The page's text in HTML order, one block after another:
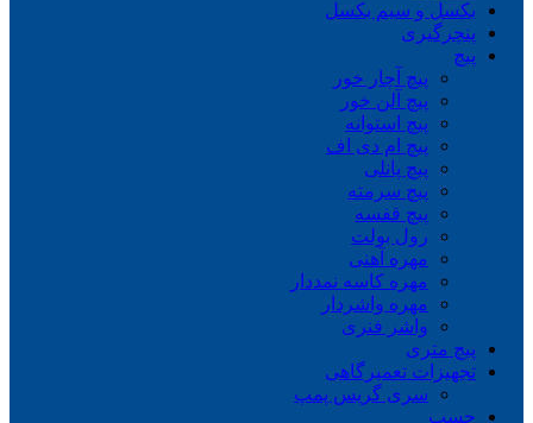
بکسل و سیم بکسل
پنچرگیری
پیچ
پیچ آچار خور
پیچ آلن خور
پیچ استوانه
پیچ ام دی اف
پیچ پانلی
پیچ سرمته
پیچ قفسه
رول بولت
مهره آهنی
مهره کاسه نمددار
مهره واشردار
واشر فنری
پیچ متری
تجهیزات تعمیرگاهی
سری گریس پمپ
چسب